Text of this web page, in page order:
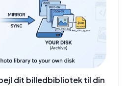
dit billedbibliotek til din